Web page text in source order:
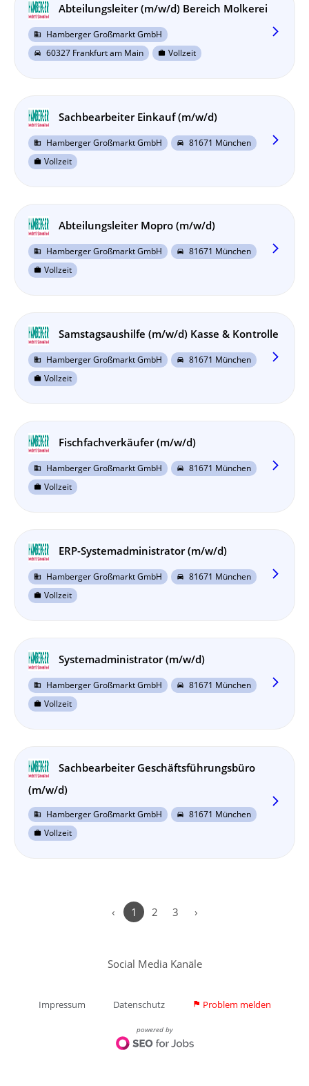
Abteilungsleiter (m/w/d) Bereich Molkerei
business Hamberger Großmarkt GmbH
directions_car 60327 Frankfurt am Main work Vollzeit
arrow_forward_ios
Sachbearbeiter Einkauf (m/w/d)
business Hamberger Großmarkt GmbH directions_car 81671 München
work Vollzeit
arrow_forward_ios
Abteilungsleiter Mopro (m/w/d)
business Hamberger Großmarkt GmbH directions_car 81671 München
work Vollzeit
arrow_forward_ios
Samstagsaushilfe (m/w/d) Kasse & Kontrolle
business Hamberger Großmarkt GmbH directions_car 81671 München
work Vollzeit
arrow_forward_ios
Fischfachverkäufer (m/w/d)
business Hamberger Großmarkt GmbH directions_car 81671 München
work Vollzeit
arrow_forward_ios
ERP-Systemadministrator (m/w/d)
business Hamberger Großmarkt GmbH directions_car 81671 München
work Vollzeit
arrow_forward_ios
Systemadministrator (m/w/d)
business Hamberger Großmarkt GmbH directions_car 81671 München
work Vollzeit
arrow_forward_ios
Sachbearbeiter Geschäftsführungsbüro
(m/w/d)
business Hamberger Großmarkt GmbH directions_car 81671 München
work Vollzeit
arrow_forward_ios
‹ 1 2 3 ›
Social Media Kanäle
Impressum Datenschutz flag Problem melden